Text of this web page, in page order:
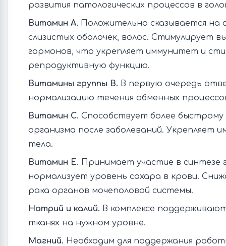
развития патологических процессов в
Витамин А. Положительно сказывается на
слизистых оболочек, волос. Стимулирует
гормонов, что укрепляет иммунитет и
репродуктивную функцию.
Витамины группы В. В первую очередь
нормализацию течения обменных
Витамин С. Способствует более
организма после заболеваний. Укрепляет
тела.
Витамин Е. Принимает участие в синтезе
нормализует уровень сахара в крови.
рака органов мочеполовой системы.
Натрий и калий. В комплексе
тканях на нужном уровне.
Магний. Необходим для поддержания